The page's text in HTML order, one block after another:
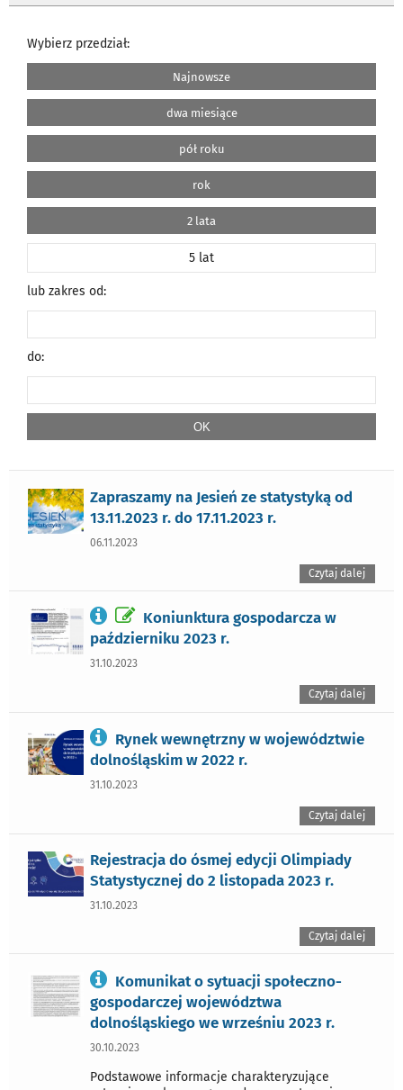
Wybierz przedział:
Najnowsze
dwa miesiące
pół roku
rok
2 lata
5 lat
lub zakres od:
do:
Zapraszamy na Jesień ze statystyką od
13.11.2023 r. do 17.11.2023 r.
06.11.2023
Czytaj dalej
Koniunktura gospodarcza w
październiku 2023 r.
31.10.2023
Czytaj dalej
Rynek wewnętrzny w województwie
dolnośląskim w 2022 r.
31.10.2023
Czytaj dalej
Rejestracja do ósmej edycji Olimpiady
Statystycznej do 2 listopada 2023 r.
31.10.2023
Czytaj dalej
Komunikat o sytuacji społeczno-
gospodarczej województwa
dolnośląskiego we wrześniu 2023 r.
30.10.2023
Podstawowe informacje charakteryzujące